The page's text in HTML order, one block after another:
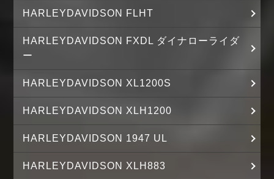
HARLEYDAVIDSON FLHT
HARLEYDAVIDSON FXDL ダイナローライダ
ー
HARLEYDAVIDSON XL1200S
HARLEYDAVIDSON XLH1200
HARLEYDAVIDSON 1947 UL
HARLEYDAVIDSON XLH883